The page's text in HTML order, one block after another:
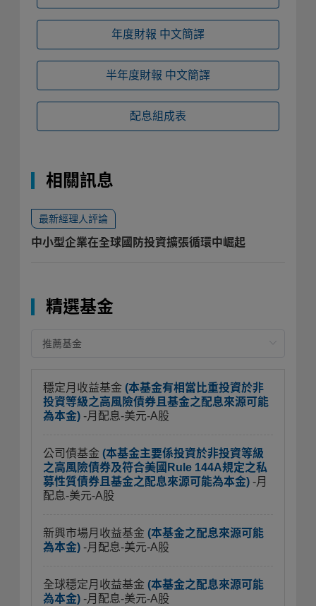
年度財報 中文簡譯
半年度財報 中文簡譯
配息組成表
相關訊息
最新經理人評論
中小型企業在全球國防投資擴張循環中崛起
精選基金
穩定月收益基金 (本基金有相當比重投資於非
投資等級之高風險債券且基金之配息來源可能
為本金) -月配息-美元-A股
公司債基金 (本基金主要係投資於非投資等級
之高風險債券及符合美國Rule 144A規定之私
募性質債券且基金之配息來源可能為本金) -月
配息-美元-A股
新興市場月收益基金 (本基金之配息來源可能
為本金) -月配息-美元-A股
全球穩定月收益基金 (本基金之配息來源可能
為本金) -月配息-美元-A股